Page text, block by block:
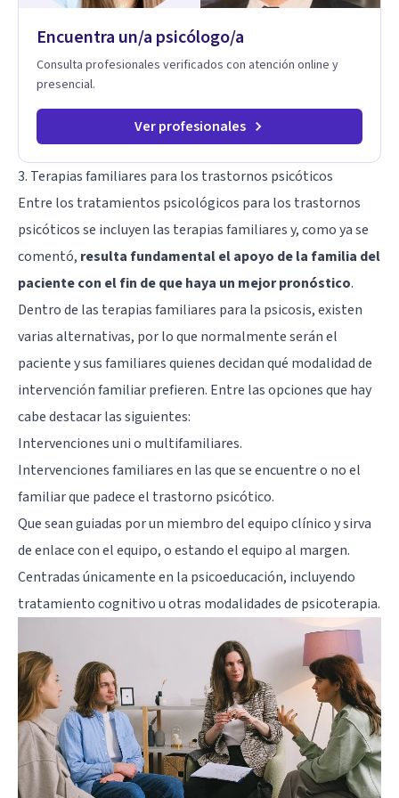
Encuentra un/a psicólogo/a
Consulta profesionales verificados con atención online y
presencial.
Ver profesionales
3. Terapias familiares para los trastornos psicóticos
Entre los tratamientos psicológicos para los trastornos
psicóticos se incluyen las terapias familiares y, como ya se
comentó, resulta fundamental el apoyo de la familia del
paciente con el fin de que haya un mejor pronóstico.
Dentro de las terapias familiares para la psicosis, existen
varias alternativas, por lo que normalmente serán el
paciente y sus familiares quienes decidan qué modalidad de
intervención familiar prefieren. Entre las opciones que hay
cabe destacar las siguientes:
Intervenciones uni o multifamiliares.
Intervenciones familiares en las que se encuentre o no el
familiar que padece el trastorno psicótico.
Que sean guiadas por un miembro del equipo clínico y sirva
de enlace con el equipo, o estando el equipo al margen.
Centradas únicamente en la psicoeducación, incluyendo
tratamiento cognitivo u otras modalidades de psicoterapia.